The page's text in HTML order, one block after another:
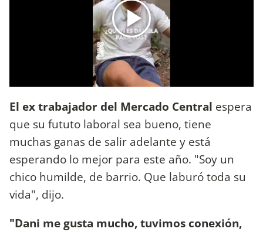
El ex trabajador del Mercado Central espera
que su fututo laboral sea bueno, tiene
muchas ganas de salir adelante y está
esperando lo mejor para este año. "Soy un
chico humilde, de barrio. Que laburó toda su
vida", dijo.
"Dani me gusta mucho, tuvimos conexión,